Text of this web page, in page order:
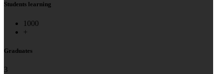
Students learning
1000
+
Graduates
3